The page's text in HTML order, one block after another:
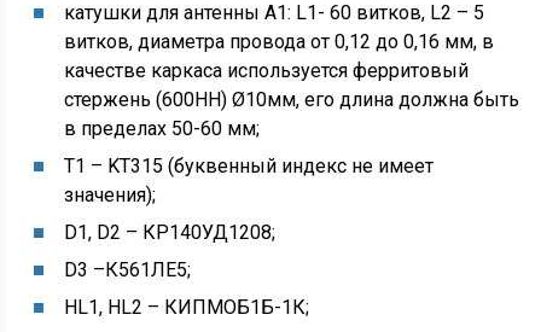
катушки для антенны А1: L1- 60 витков, L2 – 5
витков, диаметра провода от 0,12 до 0,16 мм, в
качестве каркаса используется ферритовый
стержень (600НН) Ø10мм, его длина должна быть
в пределах 50-60 мм;
Т1 – KT315 (буквенный индекс не имеет
значения);
D1, D2 – КР140УД1208;
D3 –К561ЛЕ5;
HL1, HL2 – КИПМОБ1Б-1К;